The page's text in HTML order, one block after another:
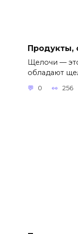
Продукты,
Щелочи —
обладают
0 256